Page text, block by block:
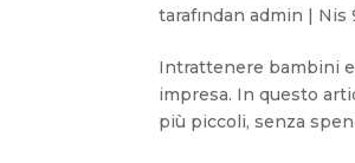
tarafındanadmin | Nis
Intrattenere bambini
impresa. In questo
più piccoli, senza